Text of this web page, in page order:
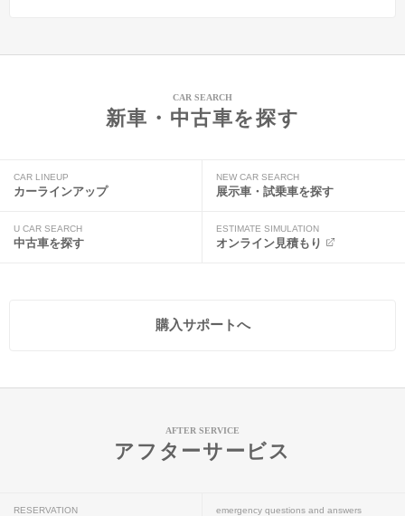
CAR SEARCH
新車・中古車を探す
CAR LINEUP
カーラインアップ
NEW CAR SEARCH
展示車・試乗車を探す
U CAR SEARCH
中古車を探す
ESTIMATE SIMULATION
オンライン見積もり
購入サポートへ
AFTER SERVICE
アフターサービス
RESERVATION emergency questions and answers